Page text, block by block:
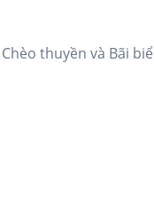
thuyền và Bãi